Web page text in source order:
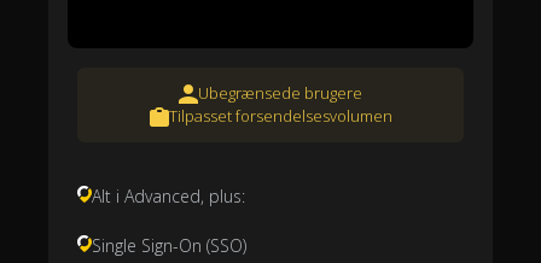
Ubegrænsede brugere
Tilpasset forsendelsesvolumen
Alt i Advanced, plus:
Single Sign-On (SSO)